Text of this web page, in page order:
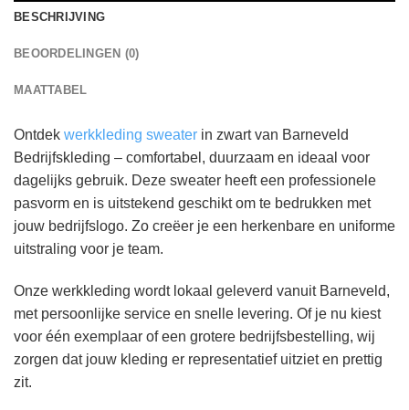
BESCHRIJVING
BEOORDELINGEN (0)
MAATTABEL
Ontdek werkkleding sweater in zwart van Barneveld
Bedrijfskleding – comfortabel, duurzaam en ideaal voor
dagelijks gebruik. Deze sweater heeft een professionele
pasvorm en is uitstekend geschikt om te bedrukken met
jouw bedrijfslogo. Zo creëer je een herkenbare en uniforme
uitstraling voor je team.
Onze werkkleding wordt lokaal geleverd vanuit Barneveld,
met persoonlijke service en snelle levering. Of je nu kiest
voor één exemplaar of een grotere bedrijfsbestelling, wij
zorgen dat jouw kleding er representatief uitziet en prettig
zit.